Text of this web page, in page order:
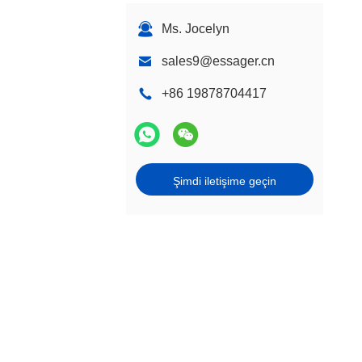
Ms. Jocelyn
sales9@essager.cn
+86 19878704417
Şimdi iletişime geçin